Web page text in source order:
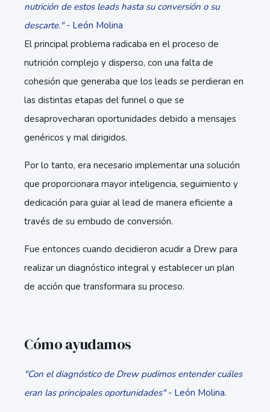
nutrición de estos leads hasta su conversión o su
descarte."- León Molina
El principal problema radicaba en el proceso de
nutrición complejo y disperso, con una falta de
cohesión que generaba que los leads se perdieran en
las distintas etapas del funnel o que se
desaprovecharan oportunidades debido a mensajes
genéricos y mal dirigidos.
Por lo tanto, era necesario implementar una solución
que proporcionara mayor inteligencia, seguimiento y
dedicación para guiar al lead de manera eficiente a
través de su embudo de conversión.
Fue entonces cuando decidieron acudir a Drew para
realizar un diagnóstico integral y establecer un plan
de acción que transformara su proceso.
Cómo ayudamos
"Con el diagnóstico de Drew pudimos entender cuáles
eran las principales oportunidades"- León Molina.